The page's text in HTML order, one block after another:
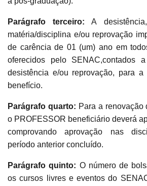
Parágrafo terceiro: A
matéria/disciplina e/ou reprovação
de carência de 01 (um) ano em
oferecidos pelo SENAC,contados
desistência e/ou reprovação, para a
benefício.
Parágrafo quarto: Para a renovação
o PROFESSOR beneficiário deverá
comprovando aprovação nas
período anterior concluído.
Parágrafo quinto: O número de
os cursos livres e eventos do